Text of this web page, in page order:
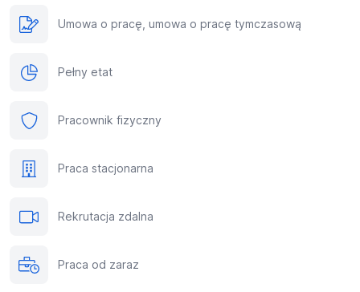
Umowa o pracę, umowa o pracę tymczasową
Pełny etat
Pracownik fizyczny
Praca stacjonarna
Rekrutacja zdalna
Praca od zaraz